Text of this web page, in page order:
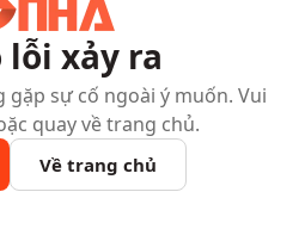
lỗi xảy ra
gặp sự cố ngoài ý muốn. Vui
quay về trang chủ.
Về trang chủ